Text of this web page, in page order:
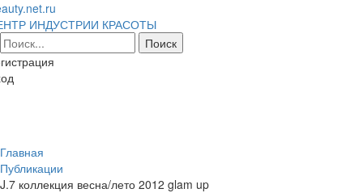
ИНДУСТРИИ КРАСОТЫ
Главная
Публикации
J.7 коллекция весна/лето 2012 glam up